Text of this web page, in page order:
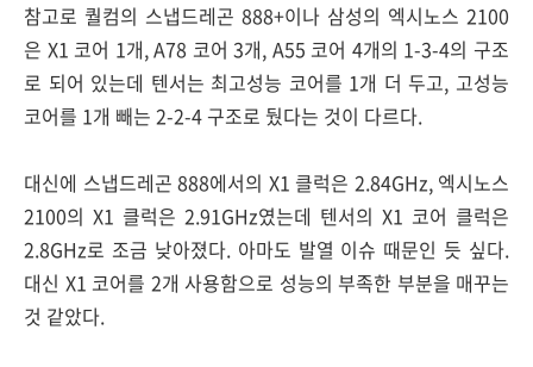
참고로 퀄컴의 스냅드레곤 888+이나 삼성의 엑시노스 2100
은 X1 코어 1개, A78 코어 3개, A55 코어 4개의 1-3-4의 구조
로 되어 있는데 텐서는 최고성능 코어를 1개 더 두고, 고성능
코어를 1개 빼는 2-2-4 구조로 뒀다는 것이 다르다.
대신에 스냅드레곤 888에서의 X1 클럭은 2.84GHz, 엑시노스
2100의 X1 클럭은 2.91GHz였는데 텐서의 X1 코어 클럭은
2.8GHz로 조금 낮아졌다. 아마도 발열 이슈 때문인 듯 싶다.
대신 X1 코어를 2개 사용함으로 성능의 부족한 부분을 매꾸는
것 같았다.